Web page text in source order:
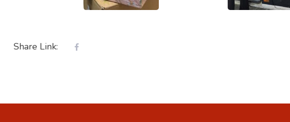
Share Link: